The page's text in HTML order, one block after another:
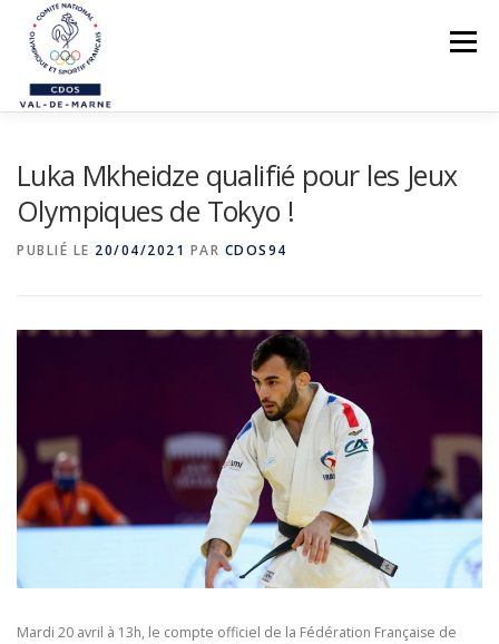
contenu
Menu
NOS ACTIONS
PREVENTION DES VIOLENCES
LE RÉSEAU SPORTIF 94
CONTACTS
Luka Mkheidze qualifié pour les Jeux
Olympiques de Tokyo !
PUBLIÉ LE 20/04/2021 PAR CDOS94
Mardi 20 avril à 13h, le compte officiel de la Fédération Française de